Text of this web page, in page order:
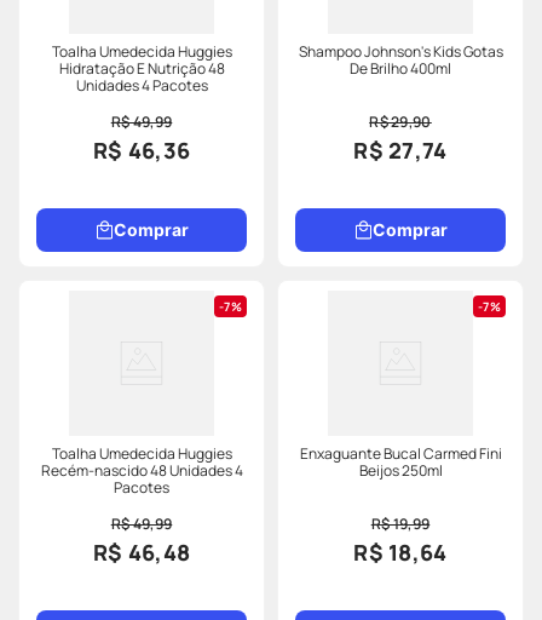
Toalha Umedecida Huggies
Hidratação E Nutrição 48
Unidades 4 Pacotes
R$ 49,99
R$ 46,36
Comprar
Shampoo Johnson's Kids Gotas
De Brilho 400ml
R$ 29,90
R$ 27,74
Comprar
7%
Toalha Umedecida Huggies
Recém-nascido 48 Unidades 4
Pacotes
R$ 49,99
R$ 46,48
7%
Enxaguante Bucal Carmed Fini
Beijos 250ml
R$ 19,99
R$ 18,64